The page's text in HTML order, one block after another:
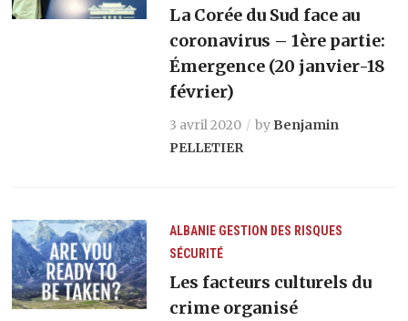
La Corée du Sud face au
coronavirus – 1ère partie:
Émergence (20 janvier-18
février)
3 avril 2020 by Benjamin
PELLETIER
ALBANIE GESTION DES RISQUES
SÉCURITÉ
Les facteurs culturels du
crime organisé